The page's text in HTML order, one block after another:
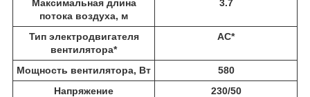
Максимальная длина
потока воздуха, м
3.7
Тип электродвигателя
вентилятора*
АС*
Мощность вентилятора, Вт
580
Напряжение
230/50